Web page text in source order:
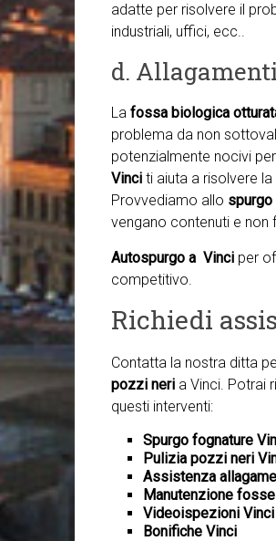
adatte per risolvere il
industriali, uffici, ecc..
d.
La fossa biologica
problema da non
potenzialmente nocivi
Vinci ti aiuta a risolvere
Provvediamo allo
vengano contenuti e non
Autospurgo a Vinci per
competitivo.
Richiedi
Contatta la nostra ditta
pozzi neri a Vinci. Potrai
questi interventi:
Spurgo fognature
Pulizia pozzi neri
Assistenza
Manutenzione
Videoispezioni Vinci
Bonifiche Vinci